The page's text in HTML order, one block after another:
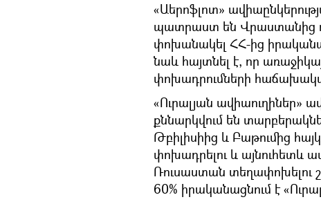
«Աերոֆլոտ»
պատրաստ են Վրաստանից
փոխանակել ՀՀ-ից
նաև հայտնել է, որ
փոխադրումների
«Ուրալյան ավիաուղիներ»
քննարկվում են
Թբիլիսիից և Բաթումից
փոխադրելու և այնուհետև
Ռուսաստան տեղափոխելու
60% իրականացնում է